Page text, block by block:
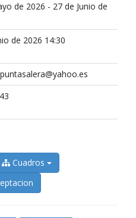
de 2026 - 27 de Junio de
de 2026 14:30
Cuadros